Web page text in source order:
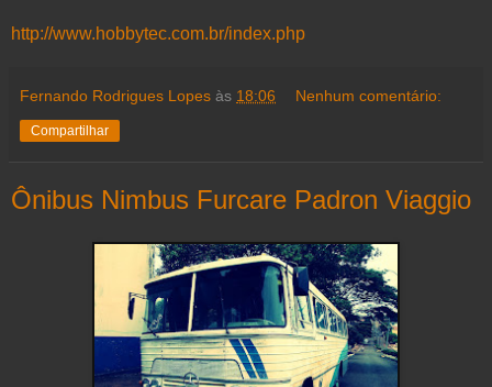
http://www.hobbytec.com.br/index.php
Fernando Rodrigues Lopes às 18:06 Nenhum comentário:
Compartilhar
Ônibus Nimbus Furcare Padron Viaggio